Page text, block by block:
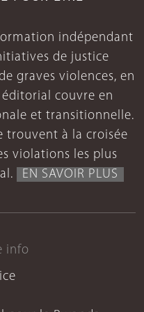
indépendant
de justice
graves violences, en
couvre en
et transitionnelle.
trouvent à la croisée
violations les plus
EN SAVOIR PLUS
info